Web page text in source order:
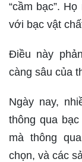
“cầm bạc”.
với bạc vật
Điều này
càng sâu của
Ngày nay,
thông qua
mà thông
chọn, và các